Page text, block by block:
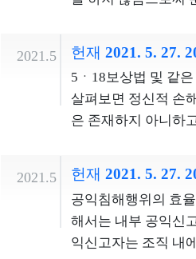
급하는 것은 헌법상
게 입양된 양자가 독
실이 없는 경우 유족
은 독립유공자와 양
을 고려한 것으로서
이은애의 반대의견
는 일반양자와 법률
사후양자와 일반양
관리를 통해 독립유
그 분묘의 기지에 대
지료를 지급할 의무
2021.5 헌재 2021. 5. 27.
5ㆍ18보상법 및 같
살펴보면 정신적 손
은 존재하지 아니하
고려할 수 있다는 내
그럼에도 불구하고
손해에 대해 적절한
상태에서, 5ㆍ18민
하거나 행방불명된
2021.5 헌재 2021. 5. 27.
공익침해행위의 효
해서는 내부 공익신
익신고자는 조직 내